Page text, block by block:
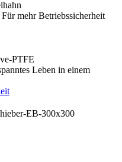
mehr Betriebssicherheit
Leben in einem